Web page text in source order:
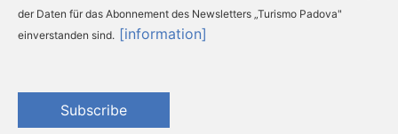
der Daten für das Abonnement des Newsletters „Turismo Padova"
einverstanden sind. [information]
Subscribe